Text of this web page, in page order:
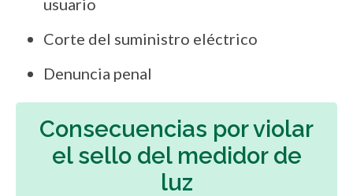
usuario
Corte del suministro eléctrico
Denuncia penal
Consecuencias por violar
el sello del medidor de
luz